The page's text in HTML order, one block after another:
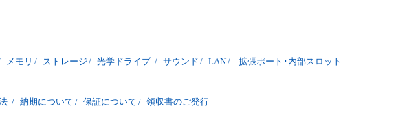
メモリ / ストレージ / 光学ドライブ / サウンド / LAN/ 拡張ポート･内部スロット
/ 納期について / 保証について / 領収書のご発行